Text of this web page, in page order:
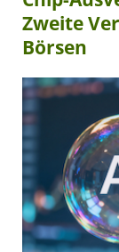
Zweite
Börsen